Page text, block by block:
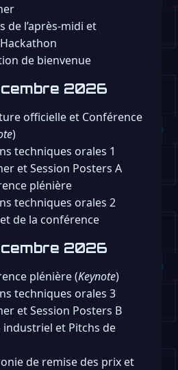
de l’après-midi et
de bienvenue
2026
officielle et Conférence
)
techniques orales 1
et Session Posters A
plénière
techniques orales 2
de la conférence
2026
plénière (Keynote)
techniques orales 3
et Session Posters B
industriel et Pitchs de
de remise des prix et